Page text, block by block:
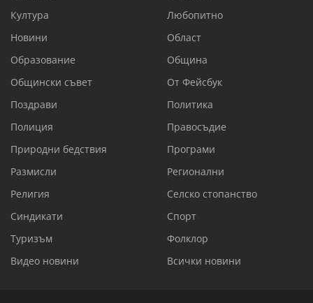
Култура
Любопитно
Новини
Област
Образование
Община
Общински съвет
От Фейсбук
Поздрави
Политика
Полиция
Правосъдие
Природни бедствия
Програми
Размисли
Регионални
Религия
Селско стопанство
Синдикати
Спорт
Туризъм
Фолклор
Видео новини
Всички новини